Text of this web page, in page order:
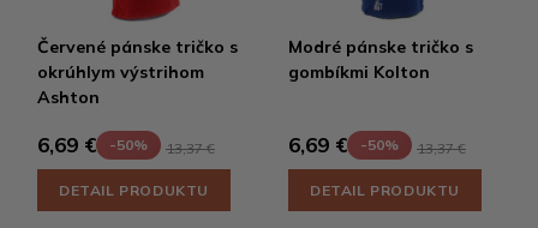
Červené pánske tričko s
okrúhlym výstrihom
Ashton
6,69 € -50% 13,37 €
DETAIL PRODUKTU
Modré pánske tričko s
gombíkmi Kolton
6,69 € -50% 13,37 €
DETAIL PRODUKTU